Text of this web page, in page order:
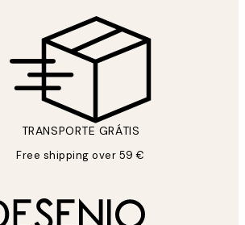
TRANSPORTE GRÁTIS
Free shipping over 59 €